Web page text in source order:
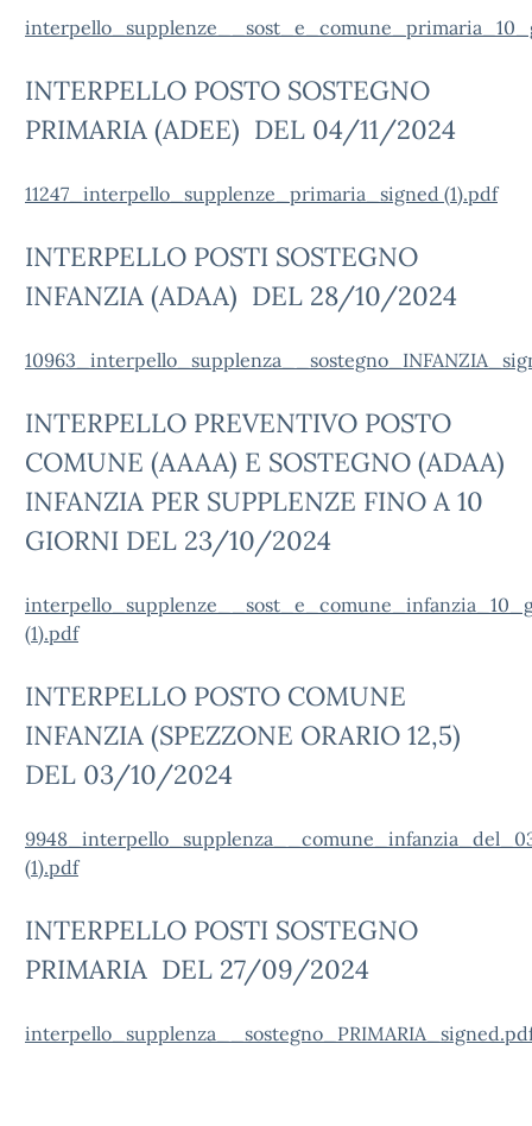
INTERPELLO POSTO SOSTEGNO
PRIMARIA (ADEE) DEL 04/11/2024
11247_interpello_supplenze_primaria_signed (1).pdf
INTERPELLO POSTI SOSTEGNO
INFANZIA (ADAA) DEL 28/10/2024
INTERPELLO PREVENTIVO POSTO
COMUNE (AAAA) E SOSTEGNO (ADAA)
INFANZIA PER SUPPLENZE FINO A 10
GIORNI DEL 23/10/2024
(1).pdf
INTERPELLO POSTO COMUNE
INFANZIA (SPEZZONE ORARIO 12,5)
DEL 03/10/2024
(1).pdf
INTERPELLO POSTI SOSTEGNO
PRIMARIA DEL 27/09/2024